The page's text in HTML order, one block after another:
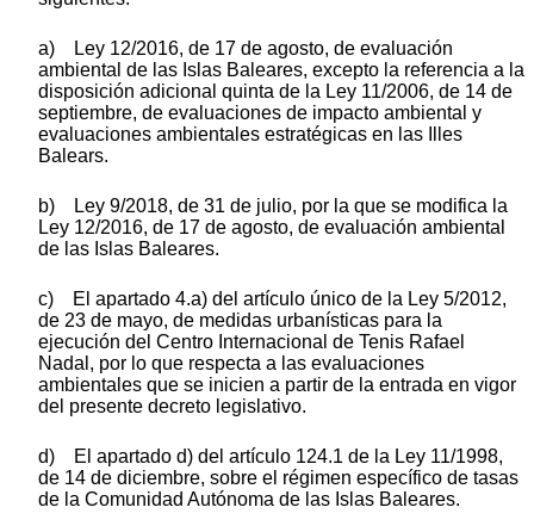
a) Ley 12/2016, de 17 de agosto, de evaluación
ambiental de las Islas Baleares, excepto la referencia a la
disposición adicional quinta de la Ley 11/2006, de 14 de
septiembre, de evaluaciones de impacto ambiental y
evaluaciones ambientales estratégicas en las Illes
Balears.
b) Ley 9/2018, de 31 de julio, por la que se modifica la
Ley 12/2016, de 17 de agosto, de evaluación ambiental
de las Islas Baleares.
c) El apartado 4.a) del artículo único de la Ley 5/2012,
de 23 de mayo, de medidas urbanísticas para la
ejecución del Centro Internacional de Tenis Rafael
Nadal, por lo que respecta a las evaluaciones
ambientales que se inicien a partir de la entrada en vigor
del presente decreto legislativo.
d) El apartado d) del artículo 124.1 de la Ley 11/1998,
de 14 de diciembre, sobre el régimen específico de tasas
de la Comunidad Autónoma de las Islas Baleares.